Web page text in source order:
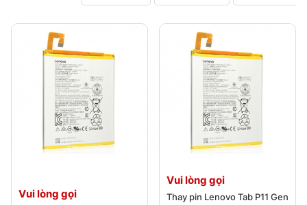
Vui lòng gọi
Vui lòng gọi
Thay pin Lenovo Tab P11 Gen